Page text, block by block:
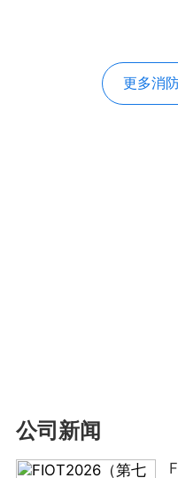
更多消
前沿核心
公司新闻